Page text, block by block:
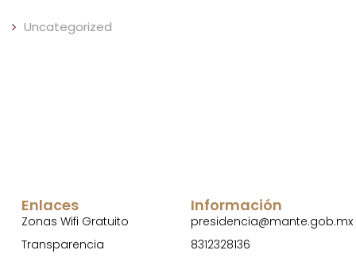
Uncategorized
Enlaces
Zonas Wifi Gratuito
Transparencia
Información
presidencia@mante.gob.mx
8312328136